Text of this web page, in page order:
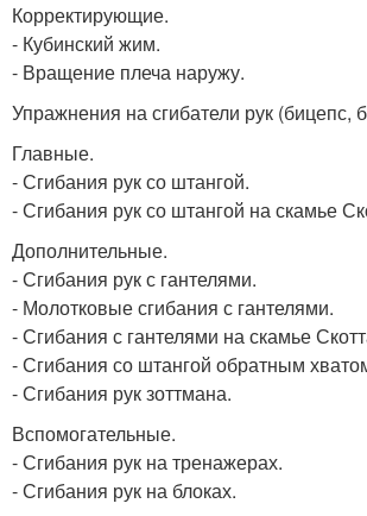
Корректирующие.
- Кубинский жим.
- Вращение плеча наружу.
Упражнения на сгибатели рук (бицепс,
Главные.
- Сгибания рук со штангой.
- Сгибания рук со штангой на скамье
Дополнительные.
- Сгибания рук с гантелями.
- Молотковые сгибания с гантелями.
- Сгибания с гантелями на скамье
- Сгибания со штангой обратным
- Сгибания рук зоттмана.
Вспомогательные.
- Сгибания рук на тренажерах.
- Сгибания рук на блоках.